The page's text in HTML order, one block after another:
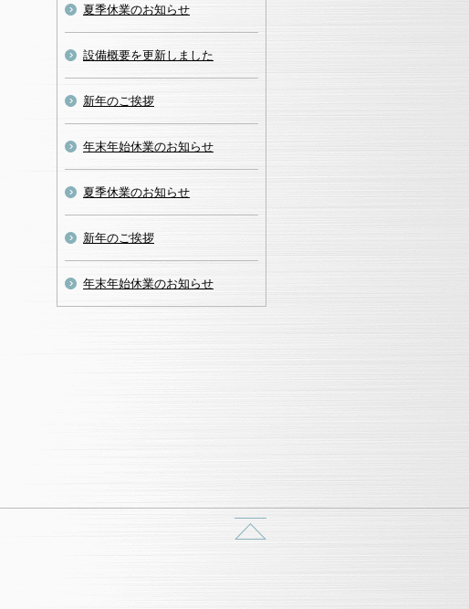
夏季休業のお知らせ
設備概要を更新しました
新年のご挨拶
年末年始休業のお知らせ
夏季休業のお知らせ
新年のご挨拶
年末年始休業のお知らせ